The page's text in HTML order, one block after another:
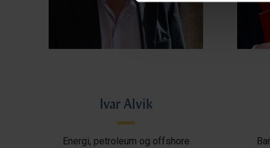
Ivar Alvik
Energi, petroleum og offshore